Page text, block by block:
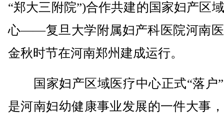
“郑大三附院”)合作共建的国家妇产区
心——复旦大学附属妇产科医院河南
金秋时节在河南郑州建成运行。
国家妇产区域医疗中心正式“落户
是河南妇幼健康事业发展的一件大事